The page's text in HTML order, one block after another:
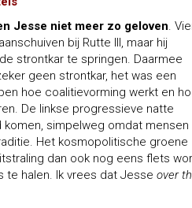
Jesse niet meer zo geloven.
bij Rutte III, maar hij
strontkar te springen. Daarmee
geen strontkar, het was een
hoe coalitievorming werkt en
De linkse progressieve natte
simpelweg omdat mensen
Het kosmopolitische groene
dan ook nog eens flets
te halen. Ik vrees dat Jesse over